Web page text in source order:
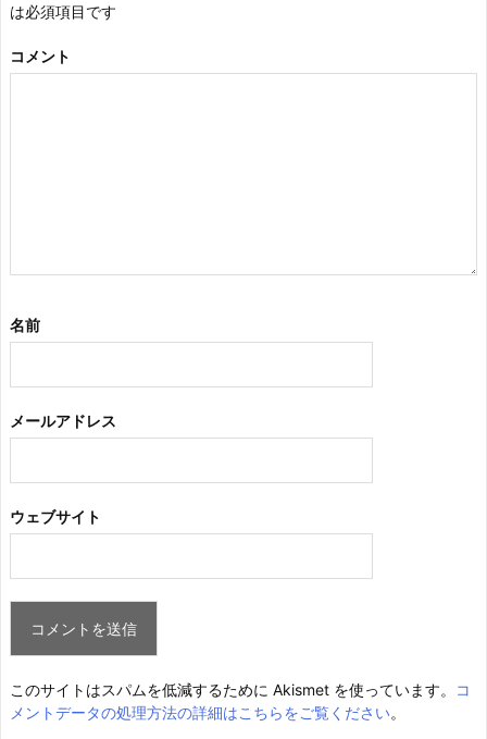
は必須項目です
コメント
名前
メールアドレス
ウェブサイト
このサイトはスパムを低減するために Akismet を使っています。
コ
メントデータの処理方法の詳細はこちらをご覧ください。